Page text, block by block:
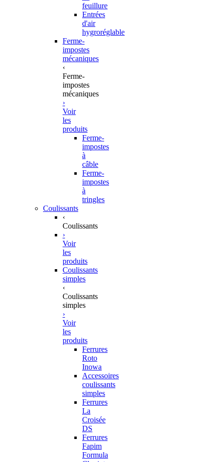
feuillure
Entrées
d'air
hygroréglable
Ferme-
impostes
mécaniques
‹
Ferme-
impostes
mécaniques
›
Voir
les
produits
Ferme-
impostes
à
câble
Ferme-
impostes
à
tringles
Coulissants
‹
Coulissants
›
Voir
les
produits
Coulissants
simples
‹
Coulissants
simples
›
Voir
les
produits
Ferrures
Roto
Inowa
Accessoires
coulissants
simples
Ferrures
La
Croisée
DS
Ferrures
Fapim
Formula